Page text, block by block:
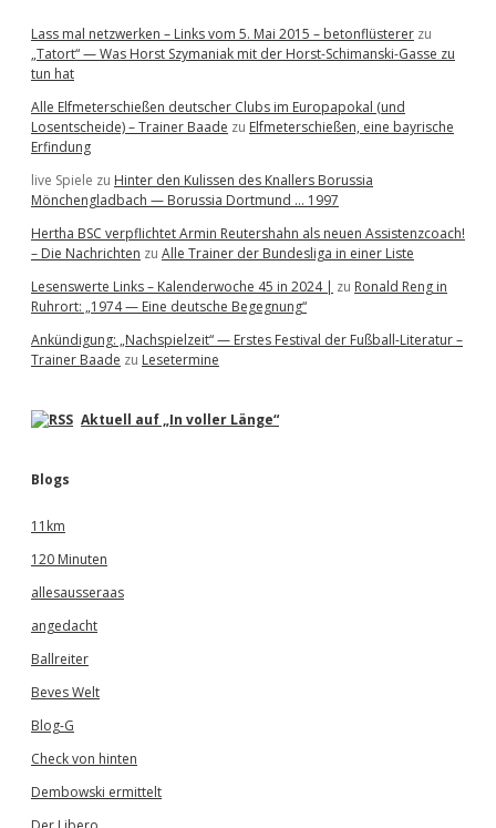
Lass mal netzwerken – Links vom 5. Mai 2015 – betonflüsterer zu
„Tatort“ — Was Horst Szymaniak mit der Horst-Schimanski-Gasse zu
tun hat
Alle Elfmeterschießen deutscher Clubs im Europapokal (und
Losentscheide) – Trainer Baade zu Elfmeterschießen, eine bayrische
Erfindung
live Spiele zu Hinter den Kulissen des Knallers Borussia
Mönchengladbach — Borussia Dortmund … 1997
Hertha BSC verpflichtet Armin Reutershahn als neuen Assistenzcoach!
– Die Nachrichten zu Alle Trainer der Bundesliga in einer Liste
Lesenswerte Links – Kalenderwoche 45 in 2024 | zu Ronald Reng in
Ruhrort: „1974 — Eine deutsche Begegnung“
Ankündigung: „Nachspielzeit“ — Erstes Festival der Fußball-Literatur –
Trainer Baade zu Lesetermine
Aktuell auf „In voller Länge“
Blogs
11km
120 Minuten
allesausseraas
angedacht
Ballreiter
Beves Welt
Blog-G
Check von hinten
Dembowski ermittelt